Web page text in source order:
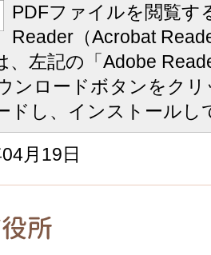
PDFファイルを閲覧す
Reader（Acrobat
、左記の「Adobe
ンロードボタンをク
ドし、インストールし
月19日